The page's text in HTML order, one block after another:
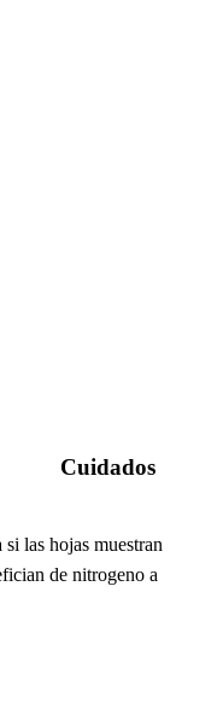
Cuidados
las hojas muestran
de nitrogeno a